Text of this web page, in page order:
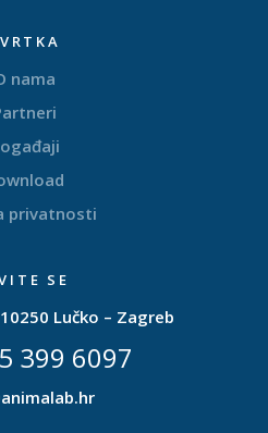
nama
privatnosti
SE
Lučko – Zagreb
399 6097